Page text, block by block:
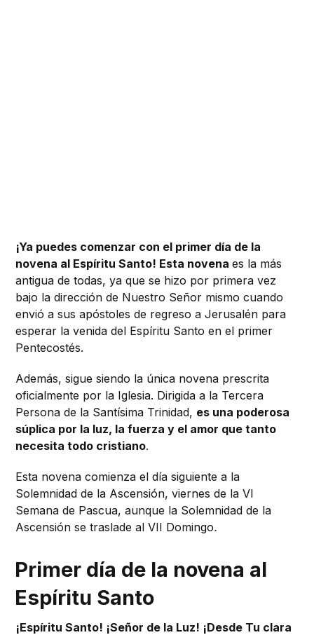
¡Ya puedes comenzar con el primer día de la
novena al Espíritu Santo! Esta novenaes la más
antigua de todas, ya que se hizo por primera vez
bajo la dirección de Nuestro Señor mismo cuando
envió a sus apóstoles de regreso a Jerusalén para
esperar la venida del Espíritu Santo en el primer
Pentecostés.
Además, sigue siendo la única novena prescrita
oficialmente por la Iglesia. Dirigida a la Tercera
Persona de la Santísima Trinidad, es una poderosa
súplica por la luz, la fuerza y ​​el amor que tanto
necesita todo cristiano.
Esta novena comienza el día siguiente a la
Solemnidad de la Ascensión, viernes de la VI
Semana de Pascua, aunque la Solemnidad de la
Ascensión se traslade al VII Domingo.
Primer día de la novena al
Espíritu Santo
¡Espíritu Santo! ¡Señor de la Luz! ¡Desde Tu clara